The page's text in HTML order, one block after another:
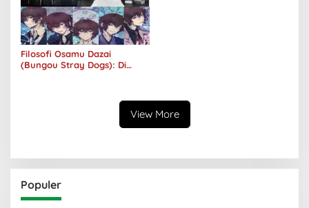
Filosofi Osamu Dazai
(Bungou Stray Dogs): Di
View More
Populer